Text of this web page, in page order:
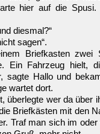
hier auf die
diesmal?“
sagen“.
Briefkasten zwei
Ein Fahrzeug hielt,
sagte Hallo und
wartet dort.
überlegte wer da über
Briefkästen mit den
Traf man sich im